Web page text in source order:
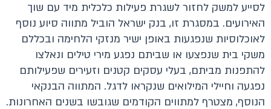
לסייע למשק לחזור לשגרת פעילות כלכלית מיד עם שוך
האירועים. במסגרת זו, בנק ישראל הוביל מתווה סיוע נוסף
לאוכלוסיות שנפגעות באופן ישיר מנזקי הלחימה ובכללם
משקי בית שנפצעו או שביתם נפגע מירי טילים ונאלצו
להתפנות מביתם, בעלי עסקים קטנים וזעירים שפעילותם
נפגעה וחיילי המילואים שנקראו לדגל. המתווה הבנקאי
הנוסף, מצטרף למתווים הקודמים שגובשו בשנים האחרונות.